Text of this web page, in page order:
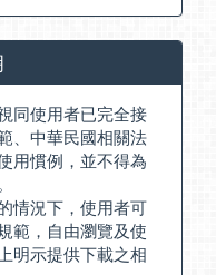
同使用者已完全接
、中華民國相關法
用慣例，並不得為
情況下，使用者可
範，自由瀏覽及使
明示提供下載之相